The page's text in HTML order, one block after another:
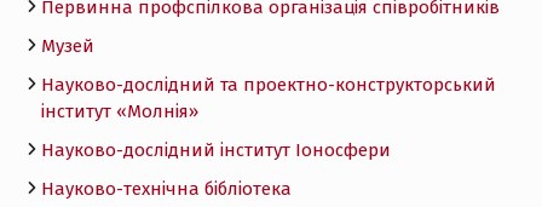
Первинна профспілкова організація співробітників
Музей
Науково-дослідний та проектно-конструкторський
інститут «Молнія»
Науково-дослідний інститут Іоносфери
Науково-технічна бібліотека